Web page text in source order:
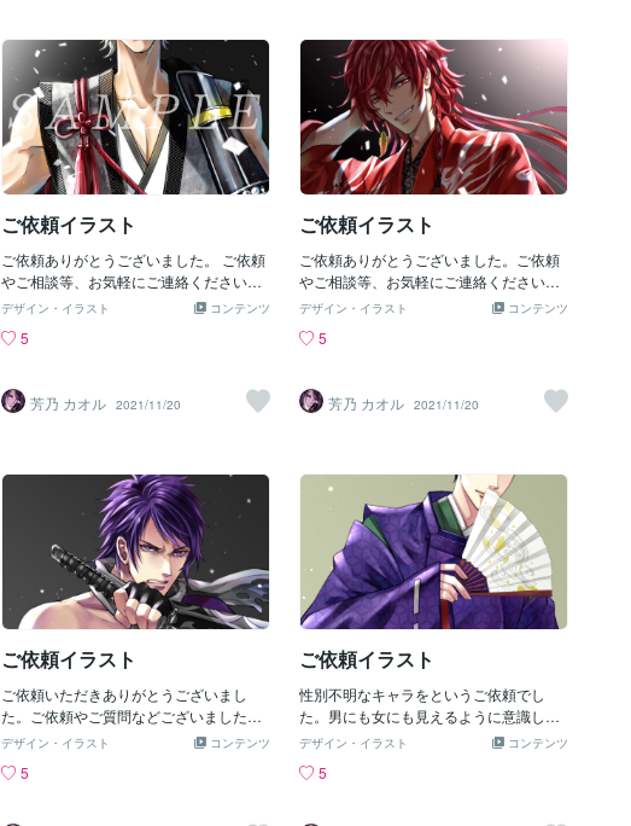
き）】さんの 【グレードアップ版】を描
くことにしました♥ ★２０２０年６月５
日に声優・南かおりさんお誕生日で描き
ましたが その時は壊れる前の旧パソコン
ですし 今ならもっとグレードアップでき
ると思いました。 いろいろ改良していた
ら結局、時間かかってしまいました
ご依頼イラスト
ご依頼ありがとうございました。 ご依頼
やご相談等、お気軽にご連絡くださいま
せ。
コンテンツ
デザイン・イラスト
5
芳乃 カオル 2021/11/20
ご依頼イラスト
ご依頼ありがとうございました。ご依頼
やご相談等、お気軽にご連絡くださいま
せ。
コンテンツ
デザイン・イラスト
5
芳乃 カオル 2021/11/20
ご依頼イラスト
ご依頼いただきありがとうございまし
た。ご依頼やご質問などございましたら
お気軽にご連絡くださいませ。 コンテンツ
デザイン・イラスト
5
ご依頼イラスト
性別不明なキャラをというご依頼でし
た。男にも女にも見えるように意識して
描かせていただきました。ご依頼、ご質
いませ。
コンテンツ
デザイン・イラスト
5